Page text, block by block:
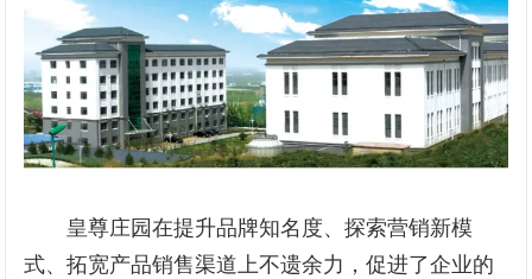
皇尊庄园在提升品牌知名度、探索营销新模
式、拓宽产品销售渠道上不遗余力，促进了企业的